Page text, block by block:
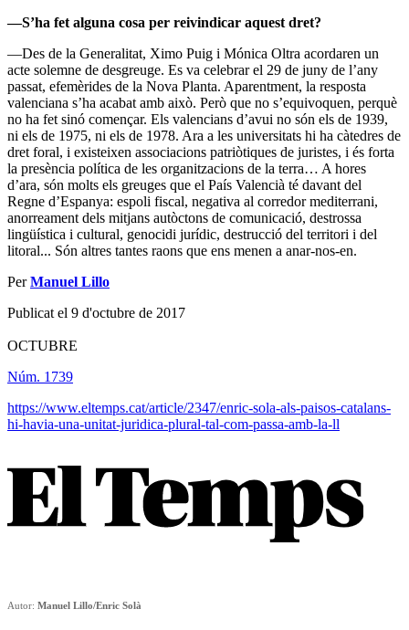
—S’ha fet alguna cosa per reivindicar aquest dret?
—Des de la Generalitat, Ximo Puig i Mónica Oltra acordaren un
acte solemne de desgreuge. Es va celebrar el 29 de juny de l’any
passat, efemèrides de la Nova Planta. Aparentment, la resposta
valenciana s’ha acabat amb això. Però que no s’equivoquen, perquè
no ha fet sinó començar. Els valencians d’avui no són els de 1939,
ni els de 1975, ni els de 1978. Ara a les universitats hi ha càtedres de
dret foral, i existeixen associacions patriòtiques de juristes, i és forta
la presència política de les organitzacions de la terra… A hores
d’ara, són molts els greuges que el País Valencià té davant del
Regne d’Espanya: espoli fiscal, negativa al corredor mediterrani,
anorreament dels mitjans autòctons de comunicació, destrossa
lingüística i cultural, genocidi jurídic, destrucció del territori i del
litoral... Són altres tantes raons que ens menen a anar-nos-en.
PerManuel Lillo
Publicat el 9 d'octubre de 2017
OCTUBRE
Núm. 1739
https://www.eltemps.cat/article/2347/enric-sola-als-paisos-catalans-
hi-havia-una-unitat-juridica-plural-tal-com-passa-amb-la-ll
Autor: Manuel Lillo/Enric Solà